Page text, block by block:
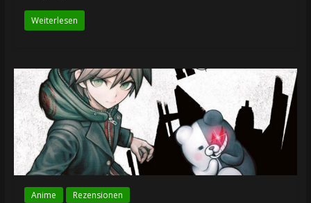
Weiterlesen
Anime Rezensionen